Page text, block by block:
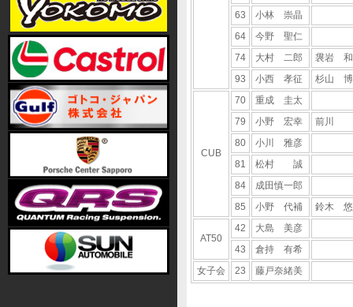
63
小林 崇晶
64
今野 聖仁
74
大村 二郎
袰岩
93
小西 孝征 杉山
CUB
70
重成 圭太
79
小野 宏幸
前川
80
小川 雅彦
81
松村 誠
84
成田慎一郎
85
小野 代補 鈴木
AT50
42
大島 美彦
43
倉持 有希
女子会
23 藤戸奈緒美